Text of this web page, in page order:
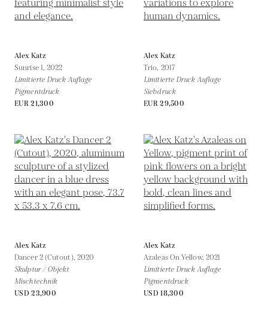
Alex Katz
Sunrise 1,2022
Limitierte Druck Auflage
Pigmentdruck
EUR 21,300
Alex Katz
Trio, 2017
Limitierte Druck Auflage
Siebdruck
EUR 29,500
Alex Katz
Dancer 2 (Cutout), 2020
Skulptur / Objekt
Mischtechnik
USD 23,900
Alex Katz
Azaleas On Yellow, 2021
Limitierte Druck Auflage
Pigmentdruck
USD 18,300